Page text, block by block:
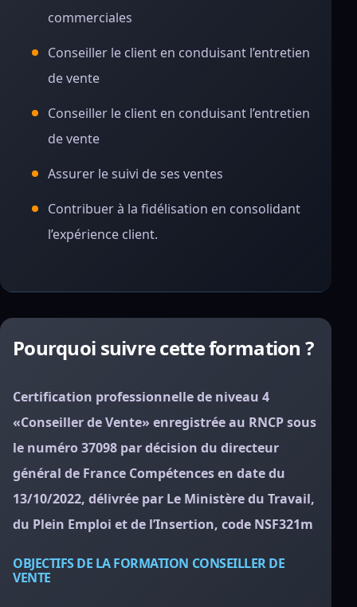
commerciales
Conseiller le client en conduisant l’entretien
de vente
Conseiller le client en conduisant l’entretien
de vente
Assurer le suivi de ses ventes
Contribuer à la fidélisation en consolidant
l’expérience client.
Pourquoi suivre cette formation ?
Certification professionnelle de niveau 4
«Conseiller de Vente» enregistrée au RNCP sous
le numéro 37098 par décision du directeur
général de France Compétences en date du
13/10/2022, délivrée par Le Ministère du Travail,
du Plein Emploi et de l’Insertion, code NSF321m
OBJECTIFS DE LA FORMATION CONSEILLER DE
VENTE